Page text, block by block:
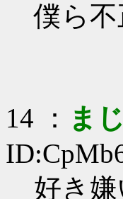
僕ら
14 ： まじ
好き